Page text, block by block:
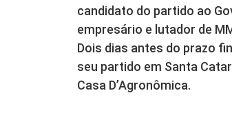
candidato do partido ao
empresário e lutador de
Dois dias antes do prazo
seu partido em Santa
Casa D’Agronômica.